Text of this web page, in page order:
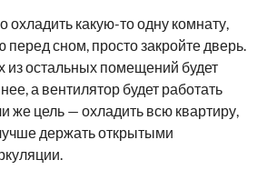
охладить какую-то одну комнату,
сном, просто закройте дверь.
из остальных помещений будет
а вентилятор будет работать
же цель — охладить всю квартиру,
держать открытыми